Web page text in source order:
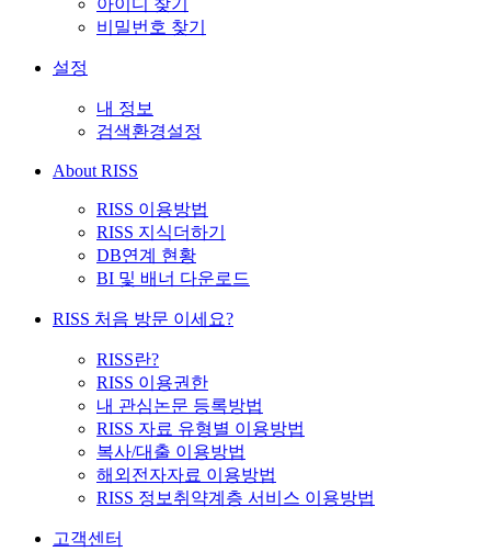
아이디 찾기
비밀번호 찾기
설정
내 정보
검색환경설정
About RISS
RISS 이용방법
RISS 지식더하기
DB연계 현황
BI 및 배너 다운로드
RISS 처음 방문 이세요?
RISS란?
RISS 이용권한
내 관심논문 등록방법
RISS 자료 유형별 이용방법
복사/대출 이용방법
해외전자자료 이용방법
RISS 정보취약계층 서비스 이용방법
고객센터